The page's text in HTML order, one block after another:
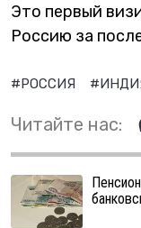
Это первый
Россию за
#РОССИЯ
Читайте нас: